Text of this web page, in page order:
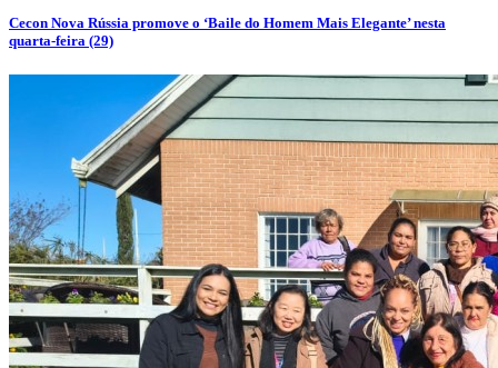
Cecon Nova Rússia promove o ‘Baile do Homem Mais Elegante’ nesta
quarta-feira (29)